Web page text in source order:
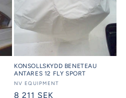
KONSOLLSKYDD BENETEAU
ANTARES 12 FLY SPORT
Säljare:
NV EQUIPMENT
Ordinarie
8 211 SEK